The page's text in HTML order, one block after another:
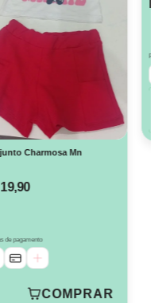
Charmosa Mn
de pagamento
COMPRAR